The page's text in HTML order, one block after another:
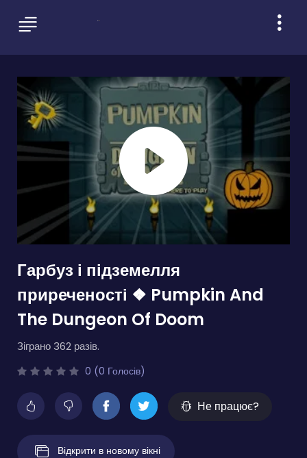
Гарбуз і підземелля
приреченості ❖ Pumpkin And
The Dungeon Of Doom
Зіграно 362 разів.
0 (0 Голосів)
Не працює?
Відкрити в новому вікні